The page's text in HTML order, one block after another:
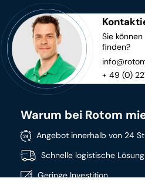
Sie
finden?
+ 49 (0)
Warum bei Rotom
Angebot innerhalb von 24
Schnelle logistische
Geringe Investition